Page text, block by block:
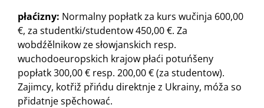
płaćizny: Normalny popłatk za kurs wučinja 600,00
€, za studentki/studentow 450,00 €. Za
wobdźělnikow ze słowjanskich resp.
wuchodoeuropskich krajow płaći potuńšeny
popłatk 300,00 € resp. 200,00 € (za studentow).
Zajimcy, kotřiž přińdu direktnje z Ukrainy, móža so
přidatnje spěchować.